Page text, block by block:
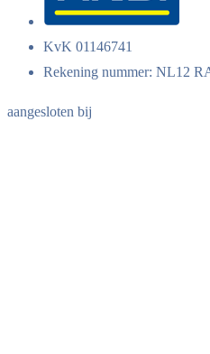
KvK 01146741
Rekening nummer: NL12
aangesloten bij